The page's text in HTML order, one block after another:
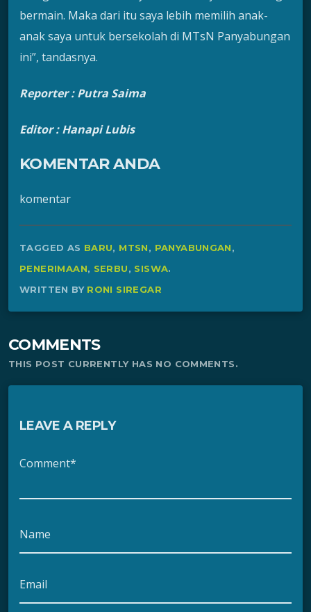
bermain. Maka dari itu saya lebih memilih anak-
anak saya untuk bersekolah di MTsN Panyabungan
ini”, tandasnya.
Reporter : Putra Saima
Editor : Hanapi Lubis
KOMENTAR ANDA
komentar
TAGGED AS BARU, MTSN, PANYABUNGAN,
PENERIMAAN, SERBU, SISWA.
WRITTEN BY RONI SIREGAR
COMMENTS
THIS POST CURRENTLY HAS NO COMMENTS.
LEAVE A REPLY
Comment*
Name
Email